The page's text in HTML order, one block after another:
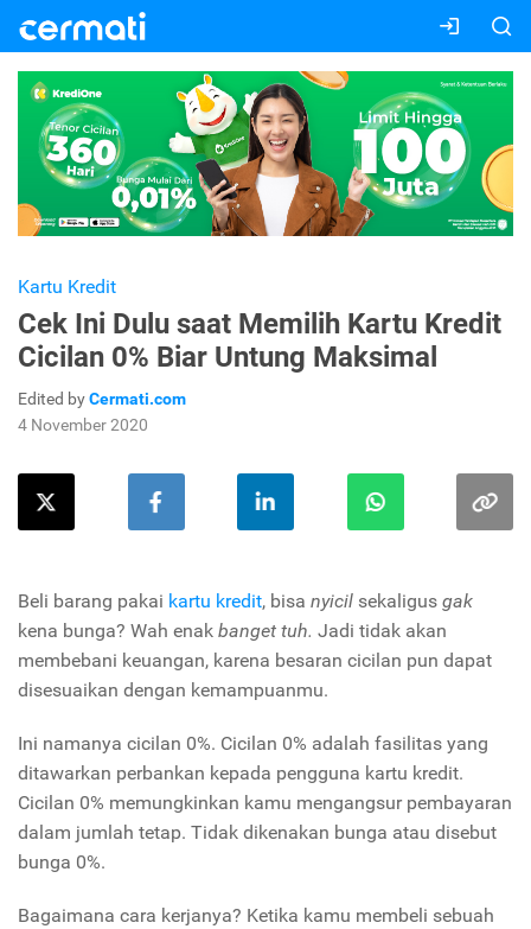
Kartu Kredit
Cek Ini Dulu saat Memilih Kartu Kredit
Cicilan 0% Biar Untung Maksimal
Edited byCermati.com
4 November 2020
Beli barang pakai kartu kredit, bisa nyicil sekaligus gak
kena bunga? Wah enak banget tuh. Jadi tidak akan
membebani keuangan, karena besaran cicilan pun dapat
disesuaikan dengan kemampuanmu.
Ini namanya cicilan 0%. Cicilan 0% adalah fasilitas yang
ditawarkan perbankan kepada pengguna kartu kredit.
Cicilan 0% memungkinkan kamu mengangsur pembayaran
dalam jumlah tetap. Tidak dikenakan bunga atau disebut
bunga 0%.
Bagaimana cara kerjanya? Ketika kamu membeli sebuah